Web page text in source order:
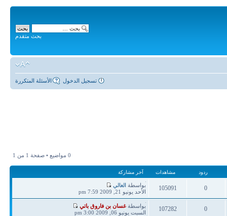
بحث متقدم
الأسئلة المتكررة تسجيل الدخول
0 مواضيع • صفحة 1 من 1
ردود مشاهدات آخر مشاركة
0
ردود
105091
مشاهدات
آخر
مشاركة
بواسطة الغالي
الأحد يونيو 21, 2009 7:59 pm
0
107282
آخر
مشاركة
بواسطةغسان بن فاروق باتي
السبت يونيو 06, 2009 3:00 pm